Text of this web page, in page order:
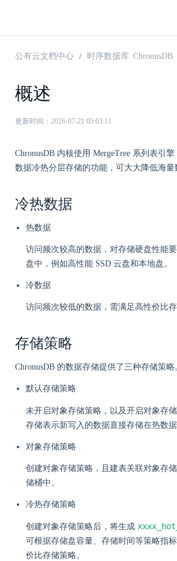
公有云文档中心 时序数据库 ChronusDB
概述
更新时间：2026-07-21 05:03:11
ChronusDB 内核使用 MergeTree 系列表引
数据冷热分层存储的功能，可大大降低海量
冷热数据
热数据
访问频次较高的数据，对存储硬盘性能
盘中，例如高性能 SSD 云盘和本地盘。
冷数据
访问频次较低的数据，需满足高性价比
存储策略
ChronusDB 的数据存储提供了三种存储策略
默认存储策略
未开启对象存储策略，以及开启对象存
存储表示新写入的数据直接存储在热数
对象存储策略
创建对象存储策略，且建表关联对象存
储桶中。
冷热存储策略
创建对象存储策略后，将生成
可根据存储盘容量、存储时间等策略指
价比存储策略。